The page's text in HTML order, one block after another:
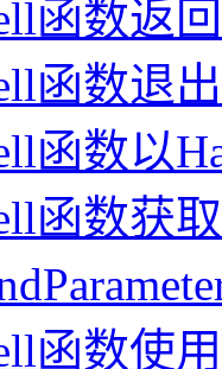
函数返
函数退
函数以
函数获
函数使